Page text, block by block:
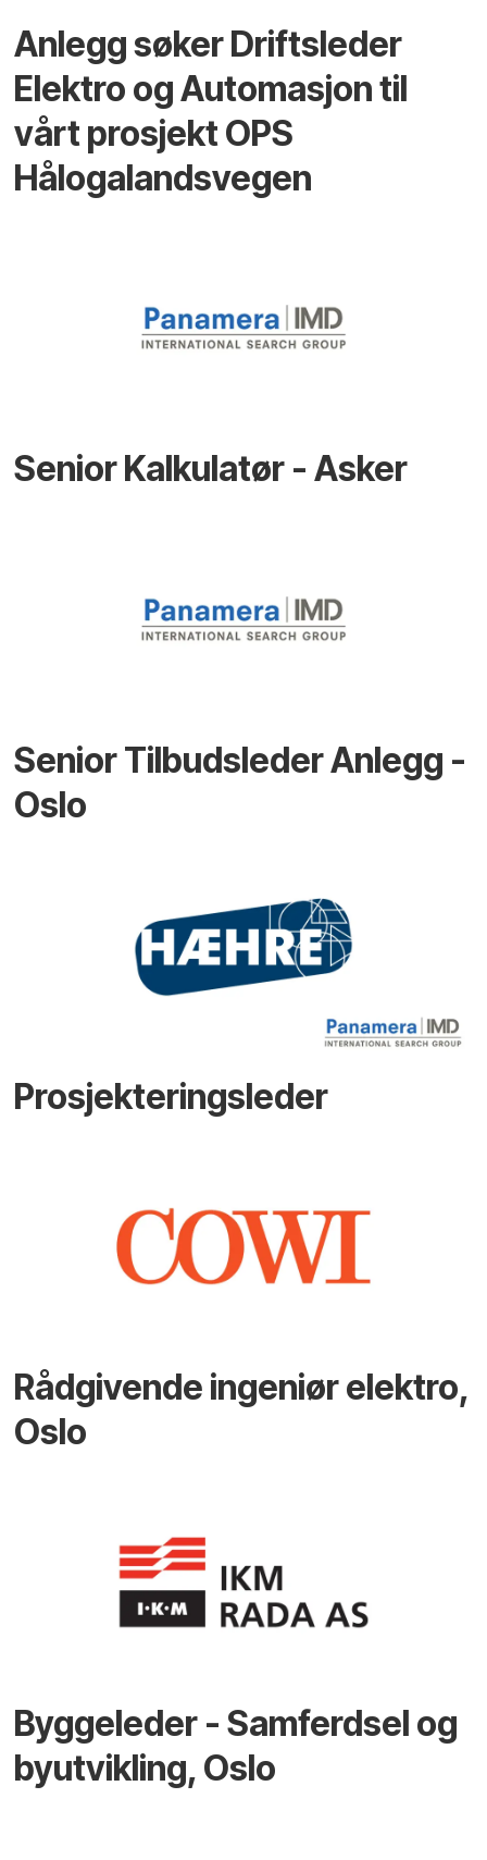
Anlegg søker Driftsleder
Elektro og Automasjon til
vårt prosjekt OPS
Hålogalandsvegen
Senior Kalkulatør - Asker
Senior Tilbudsleder Anlegg -
Oslo
Prosjekteringsleder
Rådgivende ingeniør elektro,
Oslo
Byggeleder - Samferdsel og
byutvikling, Oslo